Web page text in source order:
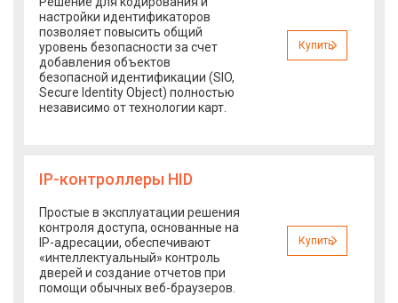
настройки идентификаторов
позволяет повысить общий
уровень безопасности за счет
добавления объектов
безопасной идентификации (SIO,
Secure Identity Object) полностью
независимо от технологии карт.
Купить
IP-контроллеры HID
Простые в эксплуатации решения
контроля доступа, основанные на
IP-адресации, обеспечивают
«интеллектуальный» контроль
дверей и создание отчетов при
помощи обычных веб-браузеров.
Купить